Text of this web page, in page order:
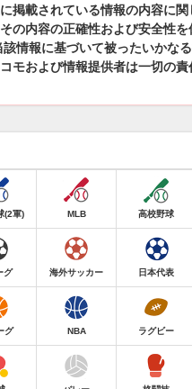
掲載されている情報の内容に
の内容の正確性および安全性
情報に基づいて被ったいかな
モおよび情報提供者は一切の
(2軍) MLB 高校野球
グ 海外サッカー 日本代表
グ NBA ラグビー